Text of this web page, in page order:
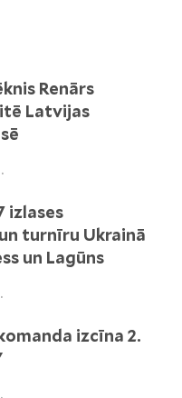
Renārs
Latvijas
izlases
turnīru Ukrainā
un Lagūns
izcīna 2.